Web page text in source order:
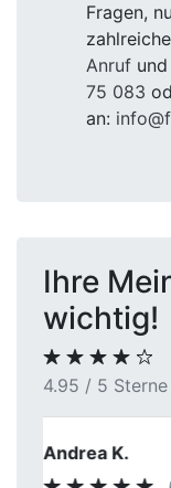
Fragen,
Anruf und
75 083
an:
Ihre
wichtig!
4.95 / 5
Markus